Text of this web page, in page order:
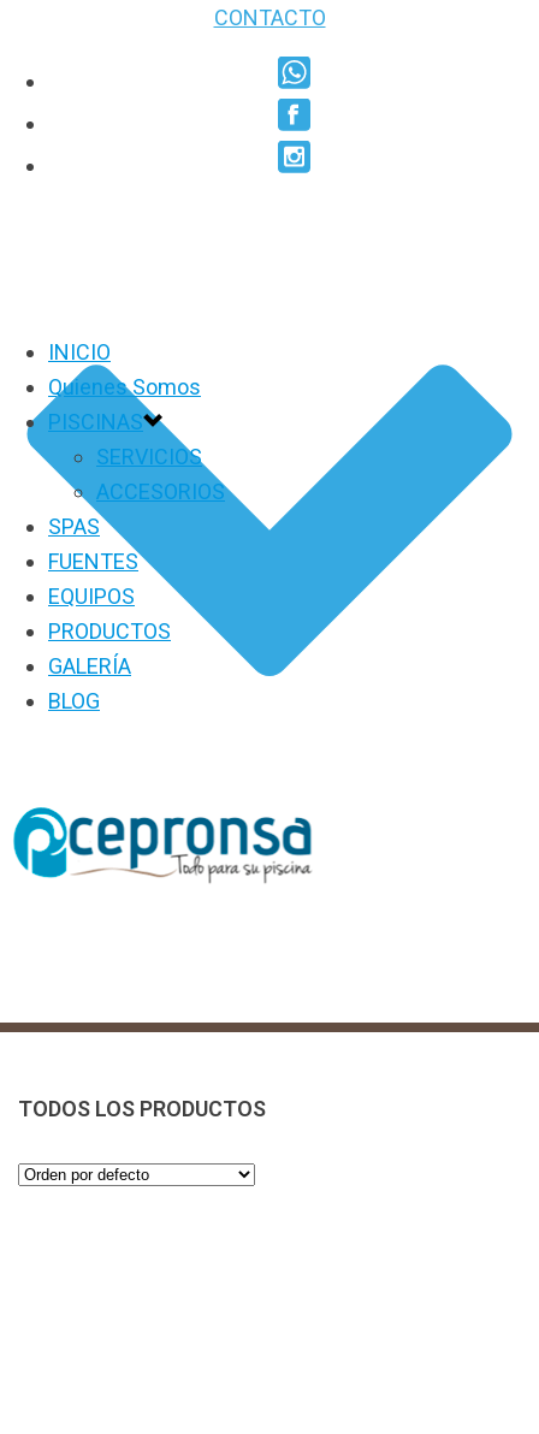
CONTACTO
INICIO
Quienes Somos
PISCINAS
SERVICIOS
ACCESORIOS
SPAS
FUENTES
EQUIPOS
PRODUCTOS
GALERÍA
BLOG
PRODUCTOS
TODOS LOS PRODUCTOS